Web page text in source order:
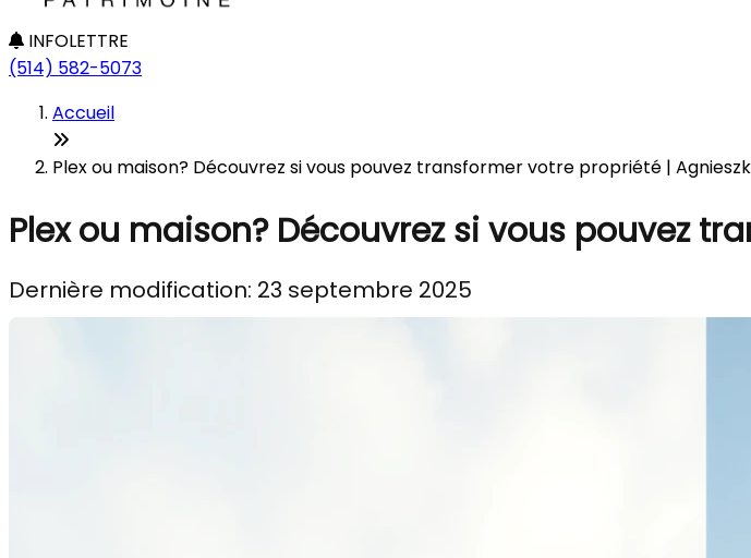
INFOLETTRE
(514) 582-5073
Accueil
Plex ou maison? Découvrez si vous pouvez transformer votre propriété |
Plex ou maison? Découvrez si vous pouvez
Dernière modification: 23 septembre 2025